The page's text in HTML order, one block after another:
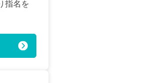
指名を